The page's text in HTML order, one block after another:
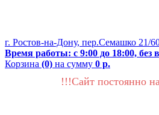
г. Ростов-на-Дону, пер.Семашко
Время работы: с 9:00 до 18:00, без
Корзина (0) на сумму 0 р.
!!!Сайт постоянно